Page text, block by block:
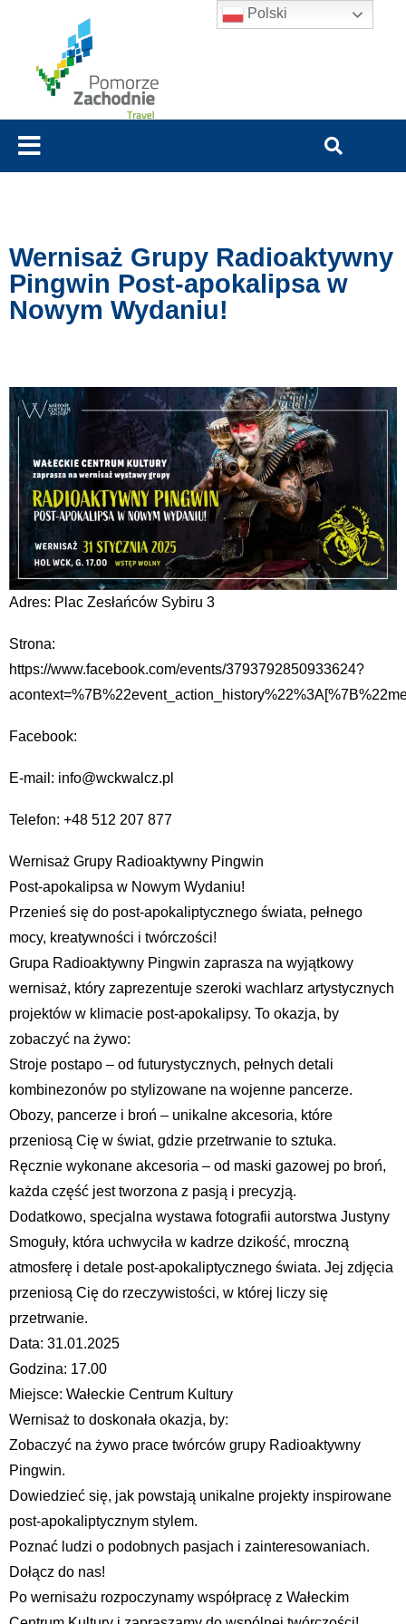
Wernisaż Grupy Radioaktywny
Pingwin Post-apokalipsa w
Nowym Wydaniu!
Adres: Plac Zesłańców Sybiru 3
Strona:
https://www.facebook.com/events/3793792850933624?
Facebook:
E-mail: info@wckwalcz.pl
Telefon: +48 512 207 877
Wernisaż Grupy Radioaktywny Pingwin
Post-apokalipsa w Nowym Wydaniu!
Przenieś się do post-apokaliptycznego świata, pełnego
mocy, kreatywności i twórczości!
Grupa Radioaktywny Pingwin zaprasza na wyjątkowy
wernisaż, który zaprezentuje szeroki wachlarz artystycznych
projektów w klimacie post-apokalipsy. To okazja, by
zobaczyć na żywo:
Stroje postapo – od futurystycznych, pełnych detali
kombinezonów po stylizowane na wojenne pancerze.
Obozy, pancerze i broń – unikalne akcesoria, które
przeniosą Cię w świat, gdzie przetrwanie to sztuka.
Ręcznie wykonane akcesoria – od maski gazowej po broń,
każda część jest tworzona z pasją i precyzją.
Dodatkowo, specjalna wystawa fotografii autorstwa Justyny
Smoguły, która uchwyciła w kadrze dzikość, mroczną
atmosferę i detale post-apokaliptycznego świata. Jej zdjęcia
przeniosą Cię do rzeczywistości, w której liczy się
przetrwanie.
Data: 31.01.2025
Godzina: 17.00
Miejsce: Wałeckie Centrum Kultury
Wernisaż to doskonała okazja, by:
Zobaczyć na żywo prace twórców grupy Radioaktywny
Pingwin.
Dowiedzieć się, jak powstają unikalne projekty inspirowane
post-apokaliptycznym stylem.
Poznać ludzi o podobnych pasjach i zainteresowaniach.
Dołącz do nas!
Po wernisażu rozpoczynamy współpracę z Wałeckim
Polski